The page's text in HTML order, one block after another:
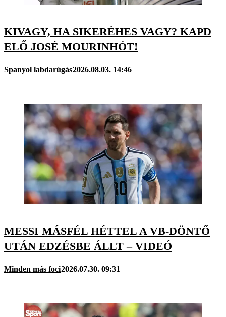
KIVAGY, HA SIKERÉHES VAGY? KAPD
ELŐ JOSÉ MOURINHÓT!
Spanyol labdarúgás2026.08.03. 14:46
MESSI MÁSFÉL HÉTTEL A VB-DÖNTŐ
UTÁN EDZÉSBE ÁLLT – VIDEÓ
Minden más foci2026.07.30. 09:31